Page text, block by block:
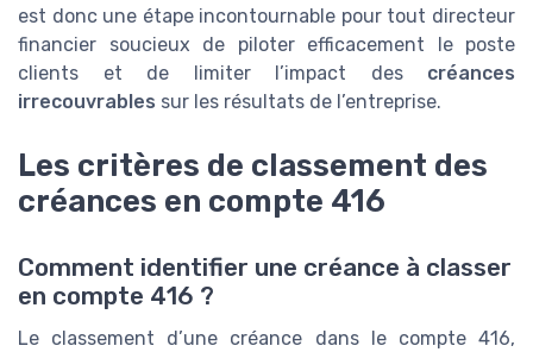
est donc une étape incontournable pour tout directeur
financier soucieux de piloter efficacement le poste
clients et de limiter l’impact des créances
irrecouvrables sur les résultats de l’entreprise.
Les critères de classement des
créances en compte 416
Comment identifier une créance à classer
en compte 416 ?
Le classement d’une créance dans le compte 416,